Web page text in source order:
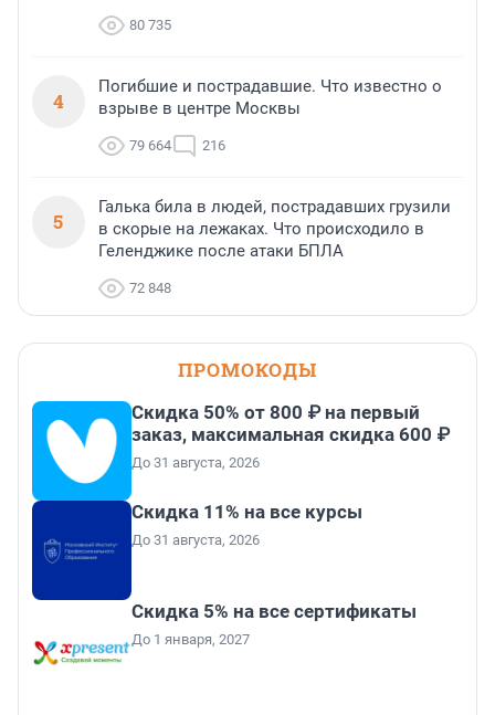
80 735
4
Погибшие и пострадавшие. Что известно о
взрыве в центре Москвы
79 664 216
5
Галька била в людей, пострадавших грузили
в скорые на лежаках. Что происходило в
Геленджике после атаки БПЛА
72 848
ПРОМОКОДЫ
Скидка 50% от 800 ₽ на первый
заказ, максимальная скидка 600 ₽
До 31 августа, 2026
Скидка 11% на все курсы
До 31 августа, 2026
Скидка 5% на все сертификаты
До 1 января, 2027